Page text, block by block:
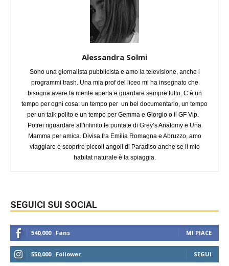
Alessandra Solmi
Sono una giornalista pubblicista e amo la televisione, anche i
programmi trash. Una mia prof del liceo mi ha insegnato che
bisogna avere la mente aperta e guardare sempre tutto. C’è un
tempo per ogni cosa: un tempo per un bel documentario, un tempo
per un talk polito e un tempo per Gemma e Giorgio o il GF Vip.
Potrei riguardare all'infinito le puntate di Grey’s Anatomy e Una
Mamma per amica. Divisa fra Emilia Romagna e Abruzzo, amo
viaggiare e scoprire piccoli angoli di Paradiso anche se il mio
habitat naturale è la spiaggia.
SEGUICI SUI SOCIAL
540,000 Fans MI PIACE
550,000 Follower SEGUI